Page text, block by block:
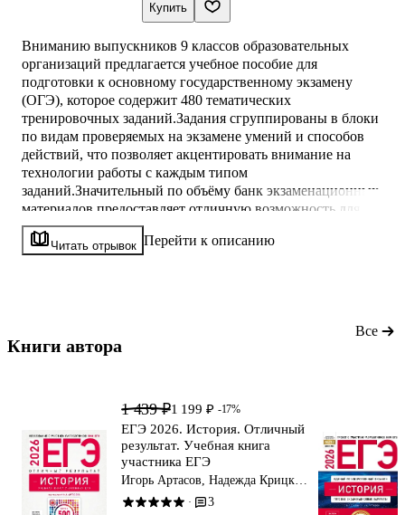
Купить
Вниманию выпускников 9 классов образовательных
организаций предлагается учебное пособие для
подготовки к основному государственному экзамену
(ОГЭ), которое содержит 480 тематических
тренировочных заданий.Задания сгруппированы в блоки
по видам проверяемых на экзамене умений и способов
действий, что позволяет акцентировать внимание на
технологии работы с каждым типом
заданий.Значительный по объёму банк экзаменационных
материалов предоставляет отличную возможность для
интенсивной тренировки и овладения необходимыми для
успешной сдачи ОГЭ знаниями, умениями и навыками.В
Читать отрывок Перейти к описанию
Книги автора
Все
1 439 ₽1 199 ₽ -17%
ЕГЭ 2026. История. Отличный
результат. Учебная книга
участника ЕГЭ
Игорь Артасов, Надежда Крицкая,
Ольга Мельникова
· 3